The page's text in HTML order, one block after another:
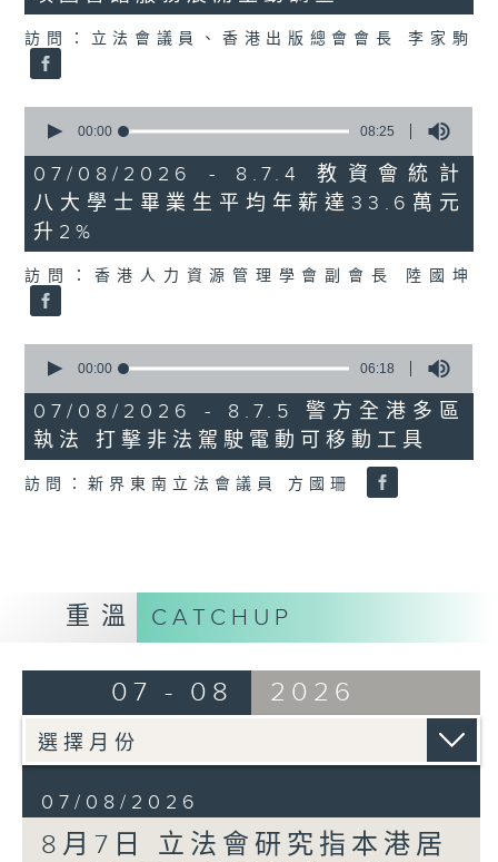
seconds
訪問：立法會議員、香港出版總會會長 李家駒
seconds
8
minutes,
25
seconds
00:00 08:25
07/08/2026 - 8.7.4 教資會統計
八大學士畢業生平均年薪達33.6萬元
升2%
訪問：香港人力資源管理學會副會長 陸國坤
seconds
6
minutes,
18
seconds
00:00 06:18
07/08/2026 - 8.7.5 警方全港多區
執法 打擊非法駕駛電動可移動工具
訪問：新界東南立法會議員 方國珊
重溫 CATCHUP
07 - 08 2026
07/08/2026
8月7日 立法會研究指本港居